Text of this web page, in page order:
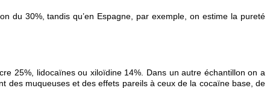
du 30%, tandis qu’en Espagne, par exemple, on estime la pureté
25%, lidocaïnes ou xiloïdine 14%. Dans un autre échantillon on a
des muqueuses et des effets pareils à ceux de la cocaïne base, de